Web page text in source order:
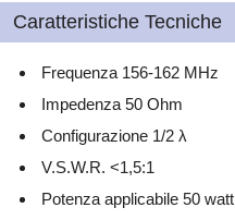
Caratteristiche Tecniche
Frequenza 156-162 MHz
Impedenza 50 Ohm
Configurazione 1/2 λ
V.S.W.R. <1,5:1
Potenza applicabile 50 watt